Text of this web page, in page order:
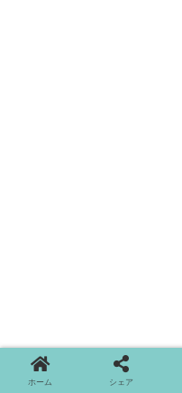
ホーム シェア